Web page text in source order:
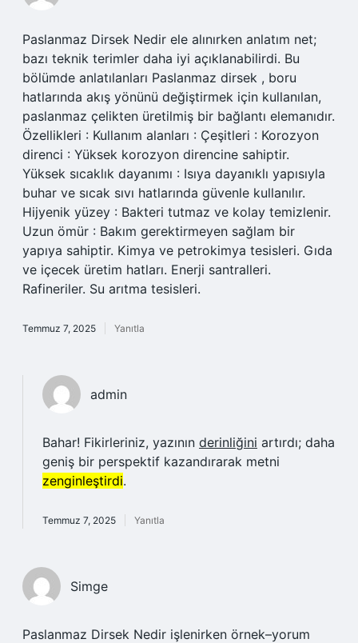
Paslanmaz Dirsek Nedir ele alınırken anlatım net;
bazı teknik terimler daha iyi açıklanabilirdi. Bu
bölümde anlatılanları Paslanmaz dirsek , boru
hatlarında akış yönünü değiştirmek için kullanılan,
paslanmaz çelikten üretilmiş bir bağlantı elemanıdır.
Özellikleri : Kullanım alanları : Çeşitleri : Korozyon
direnci : Yüksek korozyon direncine sahiptir.
Yüksek sıcaklık dayanımı : Isıya dayanıklı yapısıyla
buhar ve sıcak sıvı hatlarında güvenle kullanılır.
Hijyenik yüzey : Bakteri tutmaz ve kolay temizlenir.
Uzun ömür : Bakım gerektirmeyen sağlam bir
yapıya sahiptir. Kimya ve petrokimya tesisleri. Gıda
ve içecek üretim hatları. Enerji santralleri.
Rafineriler. Su arıtma tesisleri.
Temmuz 7, 2025 Yanıtla
admin
Bahar! Fikirleriniz, yazının derinliğini artırdı; daha
geniş bir perspektif kazandırarak metni
zenginleştirdi.
Temmuz 7, 2025 Yanıtla
Simge
Paslanmaz Dirsek Nedir işlenirken örnek–yorum